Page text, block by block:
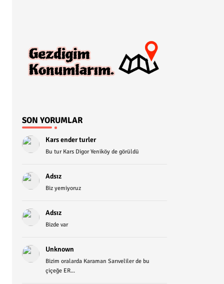
SON YORUMLAR
Kars ender turler
Bu tur Kars Digor Yeniköy de görüldü
Adsız
Biz yemiyoruz
Adsız
Bizde var
Unknown
Bizim oralarda Karaman Sarıveliler de bu
çiçeğe ER...